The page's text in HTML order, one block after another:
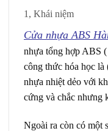
1, Khái niệm
Cửa nhựa ABS
nhựa tổng hợp ABS
công thức hóa học
nhựa nhiệt dẻo với
cứng và chắc nhưng
Ngoài ra còn có một